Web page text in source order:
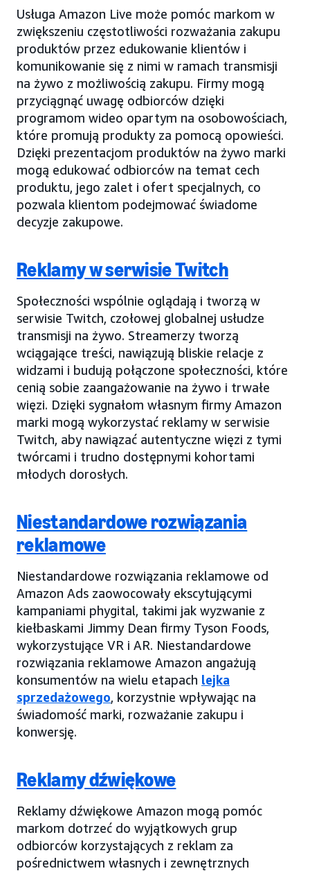
Usługa Amazon Live może pomóc markom w
zwiększeniu częstotliwości rozważania zakupu
produktów przez edukowanie klientów i
komunikowanie się z nimi w ramach transmisji
na żywo z możliwością zakupu. Firmy mogą
przyciągnąć uwagę odbiorców dzięki
programom wideo opartym na osobowościach,
które promują produkty za pomocą opowieści.
Dzięki prezentacjom produktów na żywo marki
mogą edukować odbiorców na temat cech
produktu, jego zalet i ofert specjalnych, co
pozwala klientom podejmować świadome
decyzje zakupowe.
Reklamy w serwisie Twitch
Społeczności wspólnie oglądają i tworzą w
serwisie Twitch, czołowej globalnej usłudze
transmisji na żywo. Streamerzy tworzą
wciągające treści, nawiązują bliskie relacje z
widzami i budują połączone społeczności, które
cenią sobie zaangażowanie na żywo i trwałe
więzi. Dzięki sygnałom własnym firmy Amazon
marki mogą wykorzystać reklamy w serwisie
Twitch, aby nawiązać autentyczne więzi z tymi
twórcami i trudno dostępnymi kohortami
młodych dorosłych.
Niestandardowe rozwiązania
reklamowe
Niestandardowe rozwiązania reklamowe od
Amazon Ads zaowocowały ekscytującymi
kampaniami phygital, takimi jak wyzwanie z
kiełbaskami Jimmy Dean firmy Tyson Foods,
wykorzystujące VR i AR. Niestandardowe
rozwiązania reklamowe Amazon angażują
konsumentów na wielu etapach lejka
sprzedażowego, korzystnie wpływając na
świadomość marki, rozważanie zakupu i
konwersję.
Reklamy dźwiękowe
Reklamy dźwiękowe Amazon mogą pomóc
markom dotrzeć do wyjątkowych grup
odbiorców korzystających z reklam za
pośrednictwem własnych i zewnętrznych